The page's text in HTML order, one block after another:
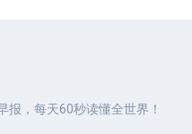
报，每天60秒读懂全世界！